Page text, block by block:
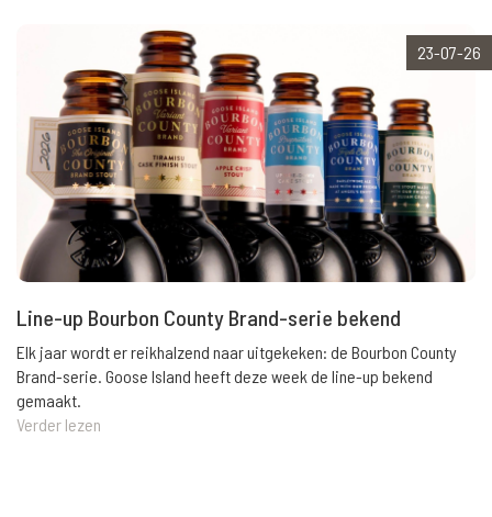
23-07-26
Line-up Bourbon County Brand-serie bekend
Elk jaar wordt er reikhalzend naar uitgekeken: de Bourbon County
Brand-serie. Goose Island heeft deze week de line-up bekend
gemaakt.
Verder lezen